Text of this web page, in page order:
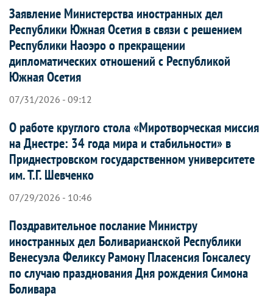
Заявление Министерства иностранных дел
Республики Южная Осетия в связи с решением
Республики Наоэро о прекращении
дипломатических отношений с Республикой
Южная Осетия
07/31/2026 - 09:12
О работе круглого стола «Миротворческая миссия
на Днестре: 34 года мира и стабильности» в
Приднестровском государственном университете
им. Т.Г. Шевченко
07/29/2026 - 10:46
Поздравительное послание Министру
иностранных дел Боливарианской Республики
Венесуэла Феликсу Рамону Пласенсия Гонсалесу
по случаю празднования Дня рождения Симона
Боливара